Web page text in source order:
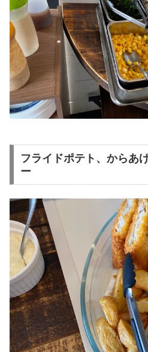
フライドポテト、からあ
ー